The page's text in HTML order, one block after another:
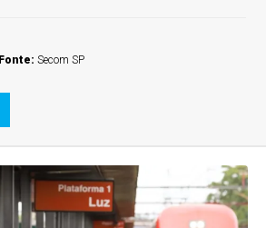
Fonte:Secom SP